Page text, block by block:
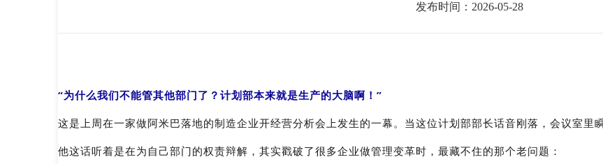
发布时间：2026-05-28
“为什么我们不能管其他部门了？计划部本来就是生产的大脑啊！”
这是上周在一家做阿米巴落地的制造企业开经营分析会上发生的一幕。当这位计划部部长话音刚落，会议室里
他这话听着是在为自己部门的权责辩解，其实戳破了很多企业做管理变革时，最藏不住的那个老问题：